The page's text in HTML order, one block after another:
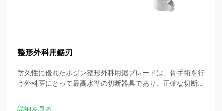
整形外科用鋸刃
耐久性に優れたボジン整形外科用鋸ブレードは、骨手術を行
う外科医にとって最高水準の切断器具であり、正確な切断と
詳細を見る